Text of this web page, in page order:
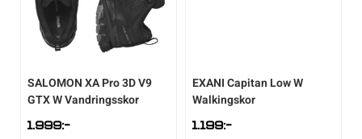
SALOMONXA Pro 3D V9
GTX W Vandringsskor
1.999:-
EXANICapitan Low W
Walkingskor
1.199:-